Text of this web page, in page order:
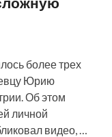
более трех
Юрию
Об этом
личной
видео, …